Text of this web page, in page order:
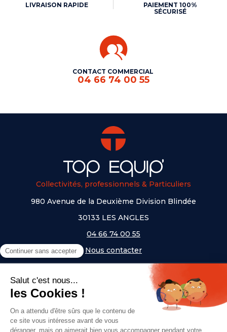
LIVRAISON RAPIDE
PAIEMENT 100%
SÉCURISÉ
CONTACT COMMERCIAL
04 66 74 00 55
Collectivités, professionnels & Particuliers
980 Avenue de la Deuxième Division Blindée
30133 LES ANGLES
04 66 74 00 55
Nous contacter
NOS UNIVERS